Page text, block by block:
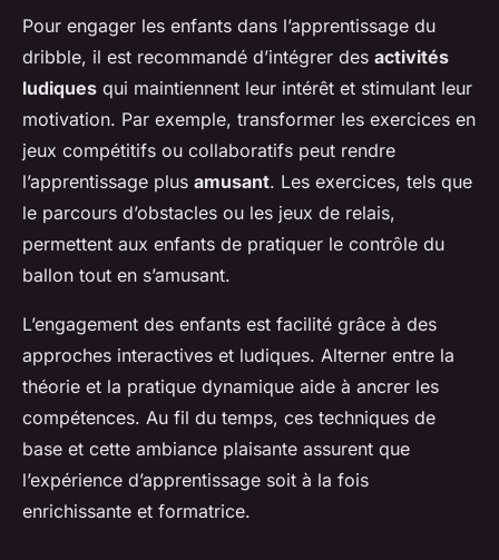
Pour engager les enfants dans l’apprentissage du
dribble, il est recommandé d’intégrer des activités
ludiques qui maintiennent leur intérêt et stimulant leur
motivation. Par exemple, transformer les exercices en
jeux compétitifs ou collaboratifs peut rendre
l’apprentissage plus amusant. Les exercices, tels que
le parcours d’obstacles ou les jeux de relais,
permettent aux enfants de pratiquer le contrôle du
ballon tout en s’amusant.
L’engagement des enfants est facilité grâce à des
approches interactives et ludiques. Alterner entre la
théorie et la pratique dynamique aide à ancrer les
compétences. Au fil du temps, ces techniques de
base et cette ambiance plaisante assurent que
l’expérience d’apprentissage soit à la fois
enrichissante et formatrice.